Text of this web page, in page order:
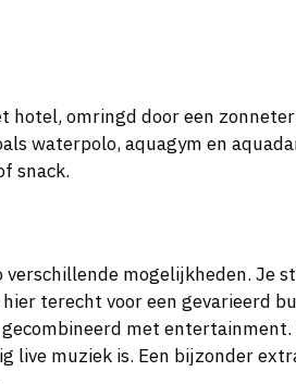
hotel, omringd door een
waterpolo, aquagym en
snack.
verschillende mogelijkheden. Je
terecht voor een gevarieerd
met
live muziek is. Een bijzonder